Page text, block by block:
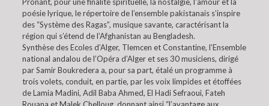
poésie lyrique, le répertoire de l’ensemble pakistanais s’inspire
des “Système des Ragas”, musique savante, caractérisant la
région qui s’étend de l’Afghanistan au Bengladesh.
Synthèse des Ecoles d’Alger, Tlemcen et Constantine, l’Ensemble
national andalou de l’Opéra d’Alger et ses 30 musiciens, dirigé
par Samir Boukredera a, pour sa part, étalé un programme à
trois volets, conduit, en partie, par les voix limpides et étoffées
de Lamia Madini, Adil Baba Ahmed, El Hadi Sefraoui, Fateh